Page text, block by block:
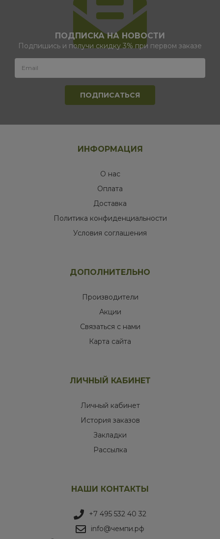
ПОДПИСКА НА НОВОСТИ
Подпишись и получи скидку 3% при первом заказе
ИНФОРМАЦИЯ
О нас
Оплата
Доставка
Политика конфиденциальности
Условия соглашения
ДОПОЛНИТЕЛЬНО
Производители
Акции
Связаться с нами
Карта сайта
ЛИЧНЫЙ КАБИНЕТ
Личный кабинет
История заказов
Закладки
Рассылка
НАШИ КОНТАКТЫ
+7 495 532 40 32
info@чемпи.рф